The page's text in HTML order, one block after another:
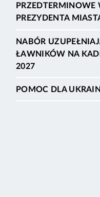
PRZEDTERMINOWE
PREZYDENTA
NABÓR
ŁAWNIKÓW NA
2027
POMOC DLA